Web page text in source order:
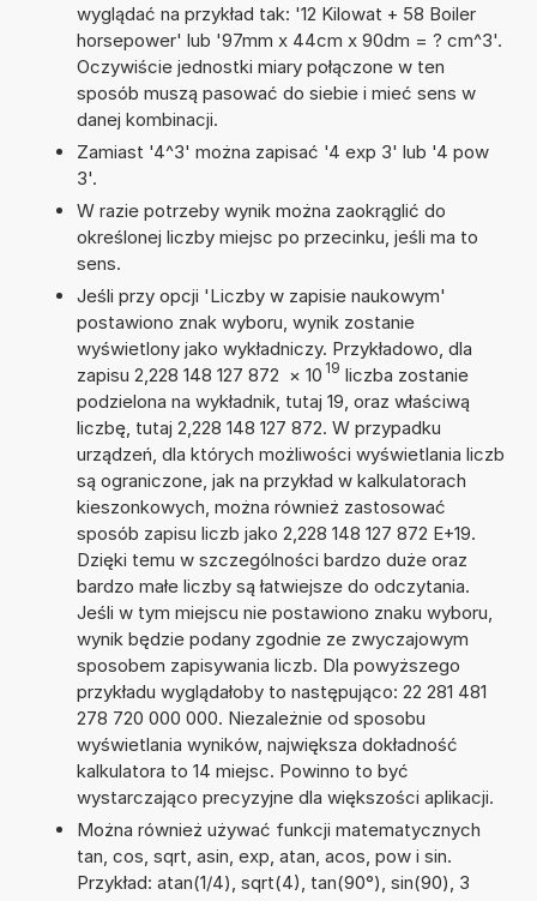
wyglądać na przykład tak: '12 Kilowat + 58 Boiler
horsepower' lub '97mm x 44cm x 90dm = ? cm^3'.
Oczywiście jednostki miary połączone w ten
sposób muszą pasować do siebie i mieć sens w
danej kombinacji.
Zamiast '4^3' można zapisać '4 exp 3' lub '4 pow
3'.
W razie potrzeby wynik można zaokrąglić do
określonej liczby miejsc po przecinku, jeśli ma to
sens.
Jeśli przy opcji 'Liczby w zapisie naukowym'
postawiono znak wyboru, wynik zostanie
wyświetlony jako wykładniczy. Przykładowo, dla
zapisu 2,228 148 127 872 × 10 19 liczba zostanie
podzielona na wykładnik, tutaj 19, oraz właściwą
liczbę, tutaj 2,228 148 127 872. W przypadku
urządzeń, dla których możliwości wyświetlania liczb
są ograniczone, jak na przykład w kalkulatorach
kieszonkowych, można również zastosować
sposób zapisu liczb jako 2,228 148 127 872 E+19.
Dzięki temu w szczególności bardzo duże oraz
bardzo małe liczby są łatwiejsze do odczytania.
Jeśli w tym miejscu nie postawiono znaku wyboru,
wynik będzie podany zgodnie ze zwyczajowym
sposobem zapisywania liczb. Dla powyższego
przykładu wyglądałoby to następująco: 22 281 481
278 720 000 000. Niezależnie od sposobu
wyświetlania wyników, największa dokładność
kalkulatora to 14 miejsc. Powinno to być
wystarczająco precyzyjne dla większości aplikacji.
Można również używać funkcji matematycznych
tan, cos, sqrt, asin, exp, atan, acos, pow i sin.
Przykład: atan(1/4), sqrt(4), tan(90°), sin(90), 3